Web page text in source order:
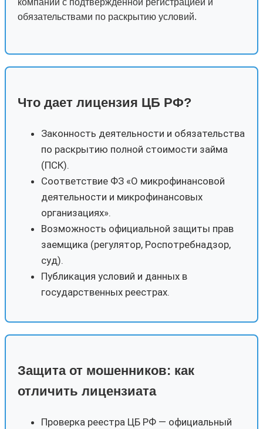
компании с подтверждённой регистрацией и
обязательствами по раскрытию условий.
Что дает лицензия ЦБ РФ?
Законность деятельности и обязательства
по раскрытию полной стоимости займа
(ПСК).
Соответствие ФЗ «О микрофинансовой
деятельности и микрофинансовых
организациях».
Возможность официальной защиты прав
заемщика (регулятор, Роспотребнадзор,
суд).
Публикация условий и данных в
государственных реестрах.
Защита от мошенников: как
отличить лицензиата
Проверка реестра ЦБ РФ — официальный